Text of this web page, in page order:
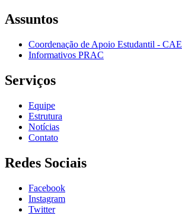
Assuntos
Coordenação de Apoio Estudantil - CAE
Informativos PRAC
Serviços
Equipe
Estrutura
Notícias
Contato
Redes Sociais
Facebook
Instagram
Twitter